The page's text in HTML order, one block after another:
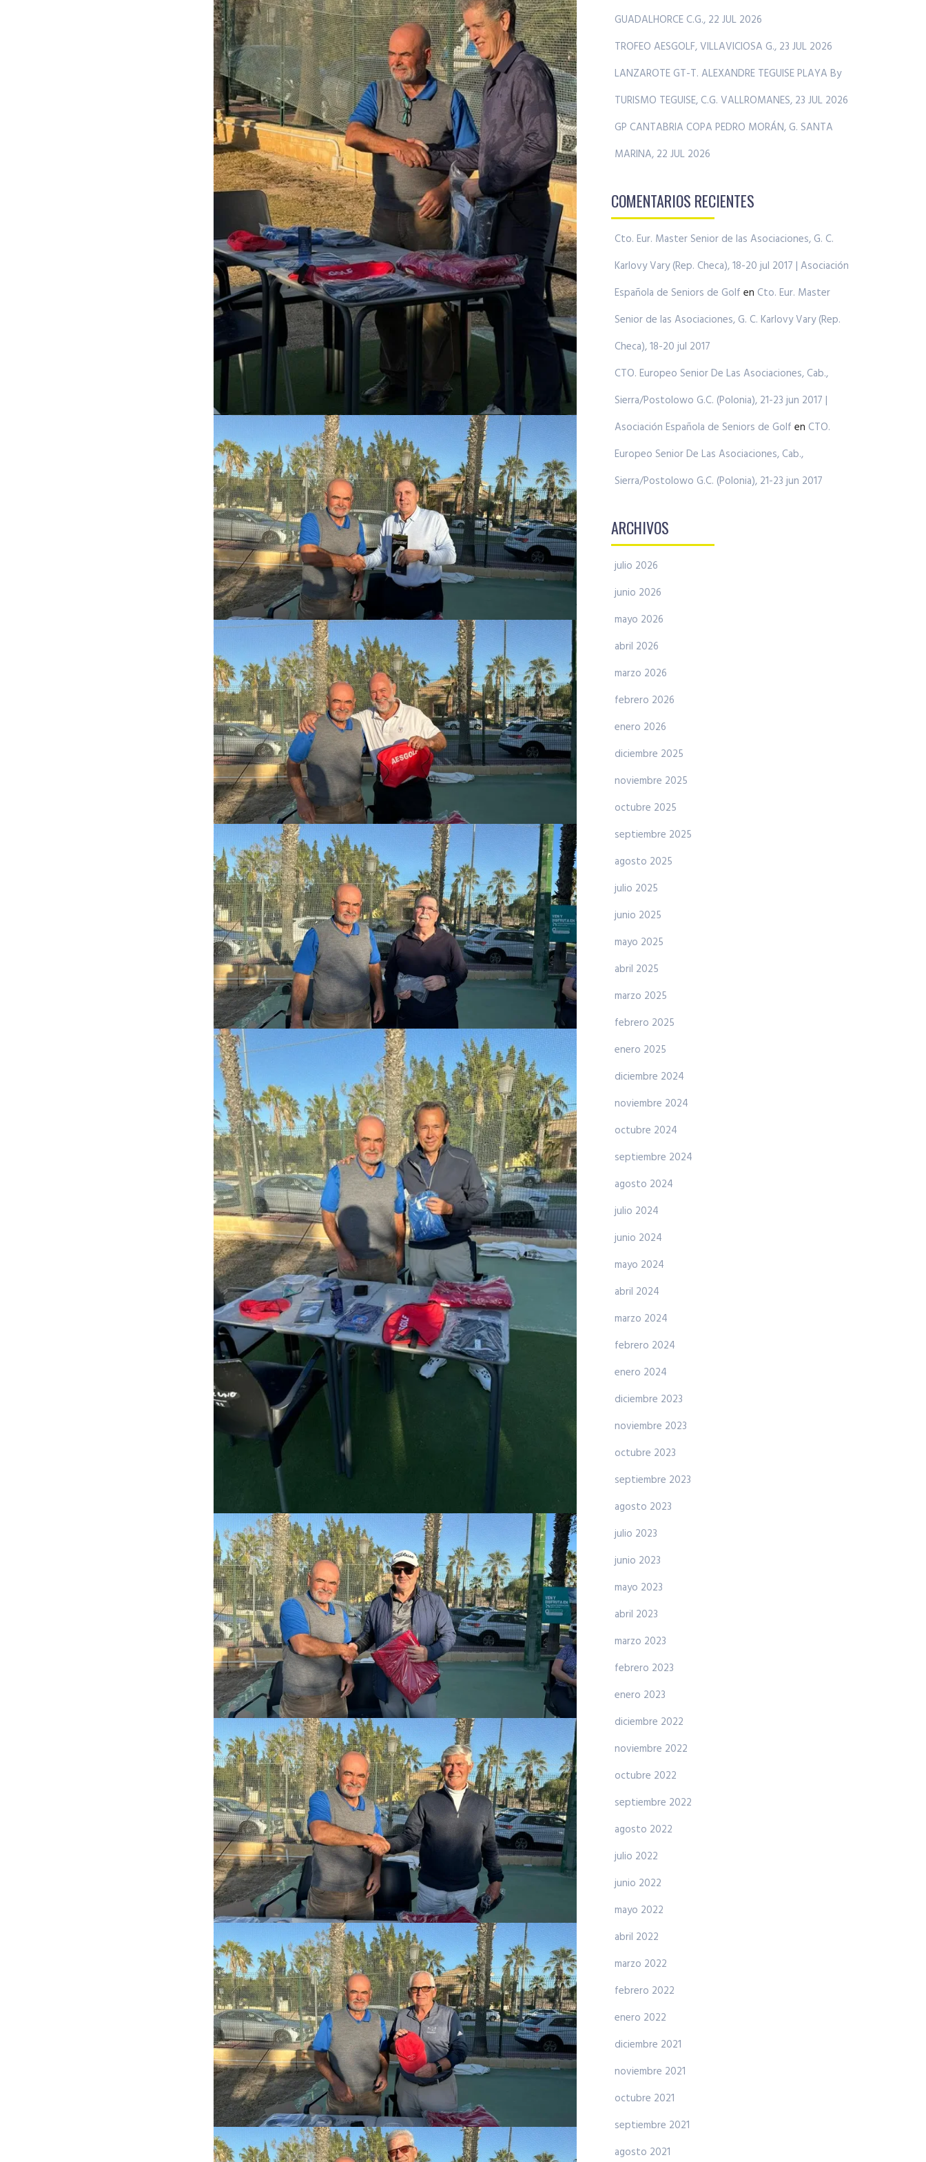
GUADALHORCE C.G., 22 JUL 2026
TROFEO AESGOLF, VILLAVICIOSA G., 23 JUL 2026
LANZAROTE GT-T. ALEXANDRE TEGUISE PLAYA By
TURISMO TEGUISE, C.G. VALLROMANES, 23 JUL 2026
GP CANTABRIA COPA PEDRO MORÁN, G. SANTA
MARINA, 22 JUL 2026
COMENTARIOS RECIENTES
Cto. Eur. Master Senior de las Asociaciones, G. C.
Karlovy Vary (Rep. Checa), 18-20 jul 2017 | Asociación
Española de Seniors de Golf en Cto. Eur. Master
Senior de las Asociaciones, G. C. Karlovy Vary (Rep.
Checa), 18-20 jul 2017
CTO. Europeo Senior De Las Asociaciones, Cab.,
Sierra/Postolowo G.C. (Polonia), 21-23 jun 2017 |
Asociación Española de Seniors de Golf en CTO.
Europeo Senior De Las Asociaciones, Cab.,
Sierra/Postolowo G.C. (Polonia), 21-23 jun 2017
ARCHIVOS
julio 2026
junio 2026
mayo 2026
abril 2026
marzo 2026
febrero 2026
enero 2026
diciembre 2025
noviembre 2025
octubre 2025
septiembre 2025
agosto 2025
julio 2025
junio 2025
mayo 2025
abril 2025
marzo 2025
febrero 2025
enero 2025
diciembre 2024
noviembre 2024
octubre 2024
septiembre 2024
agosto 2024
julio 2024
junio 2024
mayo 2024
abril 2024
marzo 2024
febrero 2024
enero 2024
diciembre 2023
noviembre 2023
octubre 2023
septiembre 2023
agosto 2023
julio 2023
junio 2023
mayo 2023
abril 2023
marzo 2023
febrero 2023
enero 2023
diciembre 2022
noviembre 2022
octubre 2022
septiembre 2022
agosto 2022
julio 2022
junio 2022
mayo 2022
abril 2022
marzo 2022
febrero 2022
enero 2022
diciembre 2021
noviembre 2021
octubre 2021
septiembre 2021
agosto 2021